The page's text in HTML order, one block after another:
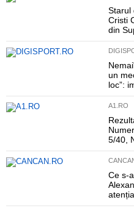
Starul
Cristi
din
un
loc”:
A1.RO
5/40,
Ce s-